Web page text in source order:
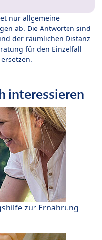
nur allgemeine
ab. Die Antworten sind
der räumlichen Distanz
für den Einzelfall
interessieren
zur Ernährung